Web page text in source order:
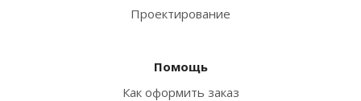
Проектирование
Помощь
Как оформить заказ